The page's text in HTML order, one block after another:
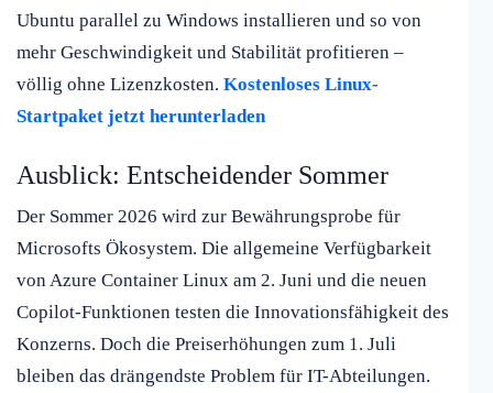
Ubuntu parallel zu Windows installieren und so von
mehr Geschwindigkeit und Stabilität profitieren –
völlig ohne Lizenzkosten. Kostenloses Linux-
Startpaket jetzt herunterladen
Ausblick: Entscheidender Sommer
Der Sommer 2026 wird zur Bewährungsprobe für
Microsofts Ökosystem. Die allgemeine Verfügbarkeit
von Azure Container Linux am 2. Juni und die neuen
Copilot-Funktionen testen die Innovationsfähigkeit des
Konzerns. Doch die Preiserhöhungen zum 1. Juli
bleiben das drängendste Problem für IT-Abteilungen.